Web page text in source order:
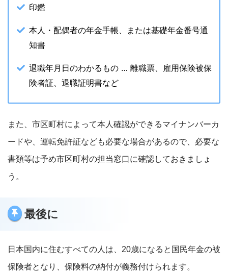
印鑑
本人・配偶者の年金手帳、または基礎年金番号通
知書
退職年月日のわかるもの … 離職票、雇用保険被保
険者証、退職証明書など
また、 市区町村によって本人確認ができるマイナンバーカ
ードや、運転免許証なども必要な場合があるので、必要な
書類等は予め市区町村の担当窓口に確認しておきましょ
う。
最後に
日本国内に住むすべての人は、20歳になると国民年金の被
保険者となり、保険料の納付が義務付けられます。